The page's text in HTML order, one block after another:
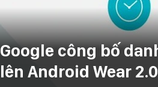
Google công bố
lên Android Wear 2.0